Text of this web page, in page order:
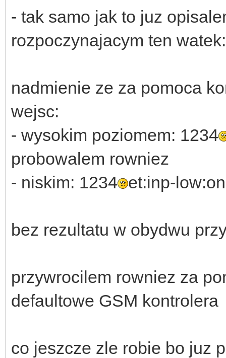
- tak samo jak to juz
rozpoczynajacym ten watek:
nadmienie ze za pomoca
wejsc:
- wysokim poziomem: 1234
probowalem rowniez
- niskim: 1234
et:inp-low:on
bez rezultatu w obydwu
przywrocilem rowniez za
defaultowe GSM kontrolera
co jeszcze zle robie bo juz